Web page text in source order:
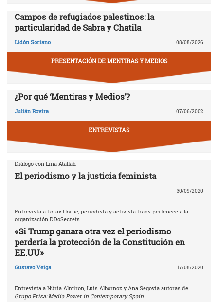
Campos de refugiados palestinos: la
particularidad de Sabra y Chatila
Lidón Soriano 08/08/2026
PRESENTACIÓN DE MENTIRAS Y MEDIOS
¿Por qué ‘Mentiras y Medios’?
Julián Rovira 07/06/2002
ENTREVISTAS
Diálogo con Lina Atallah
El periodismo y la justicia feminista
30/09/2020
Entrevista a Lorax Horne, periodista y activista trans pertenece a la
organización DDoSecrets
«Si Trump ganara otra vez el periodismo
perdería la protección de la Constitución en
EE.UU»
Gustavo Veiga 17/08/2020
Entrevista a Núria Almiron, Luis Albornoz y Ana Segovia autoras de
Grupo Prisa: Media Power in Contemporary Spain